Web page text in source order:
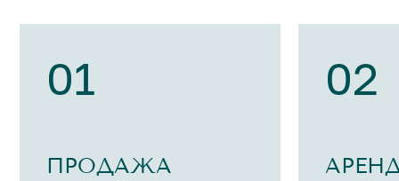
01
ПРОДАЖА
02